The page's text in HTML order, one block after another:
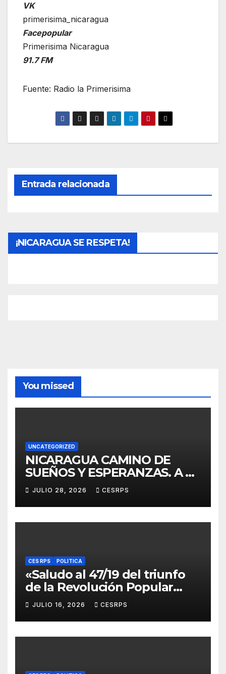
VK
primerisima_nicaragua
Facepopular
Primerisima Nicaragua
91.7 FM
Fuente: Radio la Primerisima
Entrada relacionada
¡NICARAGUA SE RESPETA!
You missed
UNCATEGORIZED
NICARAGUA CAMINO DE
SUEÑOS Y ESPERANZAS. A 40
años de La Zompopera,
donde cayeron nuestros
compañeros
internacionalistas.
JULIO 28, 2026 CESRPS
CES RPS POLITICA
«Saludo al 47/19 del triunfo
de la Revolución Popular
Sandinista : Siempre + allá!»
JULIO 16, 2026 CESRPS